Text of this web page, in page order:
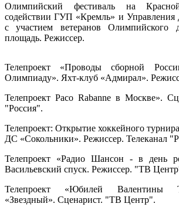
Олимпийский фестиваль на
содействии ГУП «Кремль» и Управления
с участием ветеранов Олимпийского
площадь. Режиссер.
Телепроект «Проводы сборной
Олимпиаду». Яхт-клуб «Адмирал».
Телепроект Paco Rabanne в Москве».
"Россия".
Телепроект: Открытие хоккейного
ДС «Сокольники». Режиссер. Телеканал
Телепроект «Радио Шансон - в день
Васильевский спуск. Режиссер. "ТВ
Телепроект «Юбилей Валентины
«Звездный». Сценарист. "ТВ Центр".